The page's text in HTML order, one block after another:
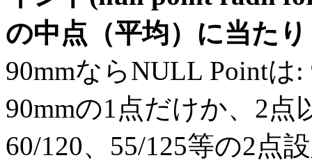
の中点（平均）に当た
90mmならNULL Pointは:
90mmの1点だけか、2点
60/120、55/125等の2点